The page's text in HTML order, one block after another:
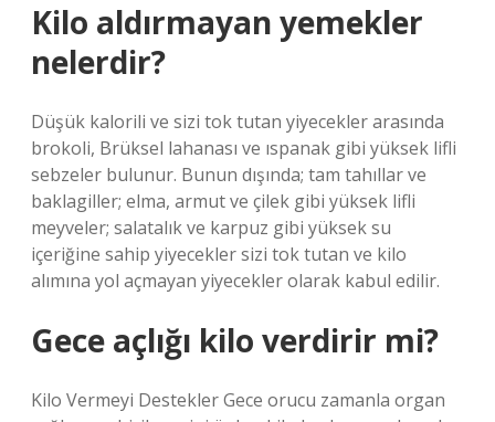
Kilo aldırmayan yemekler
nelerdir?
Düşük kalorili ve sizi tok tutan yiyecekler arasında
brokoli, Brüksel lahanası ve ıspanak gibi yüksek lifli
sebzeler bulunur. Bunun dışında; tam tahıllar ve
baklagiller; elma, armut ve çilek gibi yüksek lifli
meyveler; salatalık ve karpuz gibi yüksek su
içeriğine sahip yiyecekler sizi tok tutan ve kilo
alımına yol açmayan yiyecekler olarak kabul edilir.
Gece açlığı kilo verdirir mi?
Kilo Vermeyi Destekler Gece orucu zamanla organ